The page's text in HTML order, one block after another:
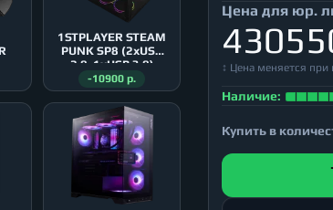
1STPLAYER STEAM
PUNK SP8 (2xUSB
2.0, 1xUSB 3.0)
-10900 р.
Цена для юр.
↕ Цена меняется
Наличие:
Купить в